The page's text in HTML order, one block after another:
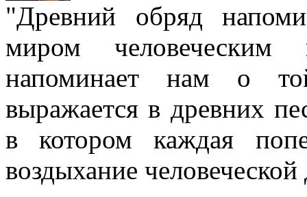
"Древний обряд
миром
напоминает нам о
выражается в древних
в котором каждая
воздыхание